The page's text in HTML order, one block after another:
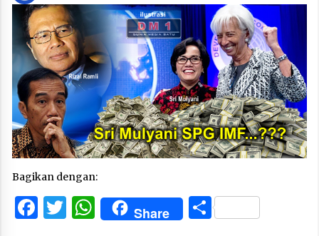
Bagikan dengan:
Facebook
Twitter
WhatsApp
Share Share